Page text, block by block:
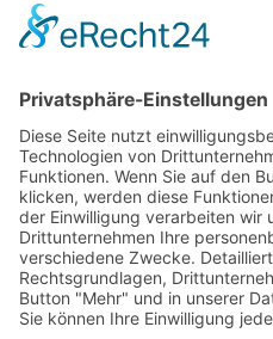
Telefon: 0611 / 31 22 23
Schulsekretariat
Öffnungszeiten:
Mo – Fr: 8.00 – 13.00 Uhr
Schulelternbeirat
E-Mail: